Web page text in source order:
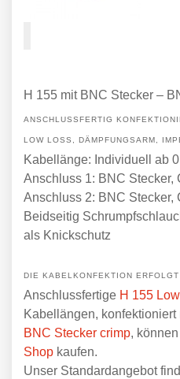
H 155 mit BNC Stecker –
ANSCHLUSSFERTIG
LOW LOSS, DÄMPFUNGSARM,
Kabellänge: Individuell ab
Anschluss 1: BNC Stecker,
Anschluss 2: BNC Stecker,
Beidseitig
als Knickschutz
DIE KABELKONFEKTION
Anschlussfertige H 155
Kabellängen, konfektioniert
BNC Stecker crimp,
Shop kaufen.
Unser Standardangebot